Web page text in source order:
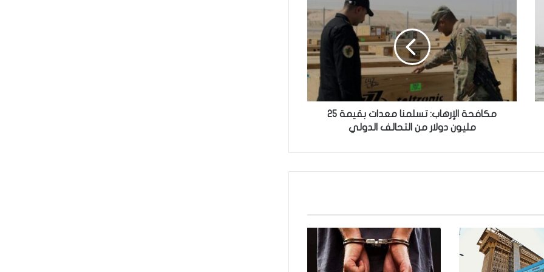
ف
ح
ة
ا
إ
ب
م
ا
م
ع
مكافحة الإرهاب: تسلمنا معدات بقيمة 25
مليون دولار من التحالف الدولي